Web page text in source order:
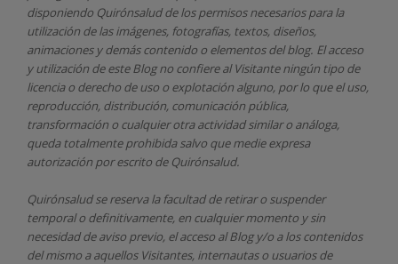
disponiendo Quirónsaludde los permisos necesarios para la
utilización de las imágenes, fotografías, textos, diseños,
animaciones y demás contenido o elementos del blog. El acceso
y utilización de este Blog no confiere al Visitante ningún tipo de
licencia o derecho de uso o explotación alguno, por lo que el uso,
reproducción, distribución, comunicación pública,
transformación o cualquier otra actividad similar o análoga,
queda totalmente prohibida salvo que medie expresa
autorización por escrito de Quirónsalud.
Quirónsaludse reserva la facultad de retirar o suspender
temporal o definitivamente, en cualquier momento y sin
necesidad de aviso previo, el acceso al Blog y/o a los contenidos
del mismo a aquellos Visitantes, internautas o usuarios de